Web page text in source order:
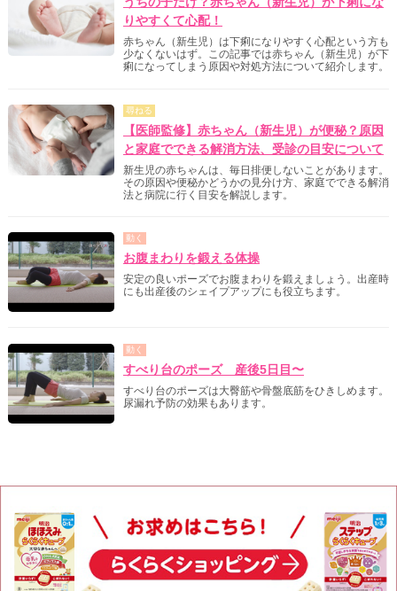
りやすくて心配！
赤ちゃん（新生児）は下痢になりやすく心配という方も
少なくないはず。この記事では赤ちゃん（新生児）が下
痢になってしまう原因や対処方法について紹介します。
尋ねる
【医師監修】赤ちゃん（新生児）が便秘？原因
と家庭でできる解消方法、受診の目安について
新生児の赤ちゃんは、毎日排便しないことがあります。
その原因や便秘かどうかの見分け方、家庭でできる解消
法と病院に行く目安を解説します。
動く
お腹まわりを鍛える体操
安定の良いポーズでお腹まわりを鍛えましょう。出産時
にも出産後のシェイプアップにも役立ちます。
動く
すべり台のポーズ 産後5日目〜
すべり台のポーズは大臀筋や骨盤底筋をひきしめます。
尿漏れ予防の効果もあります。